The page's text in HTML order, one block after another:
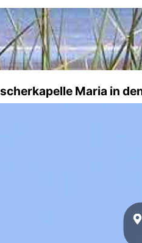
Maria in